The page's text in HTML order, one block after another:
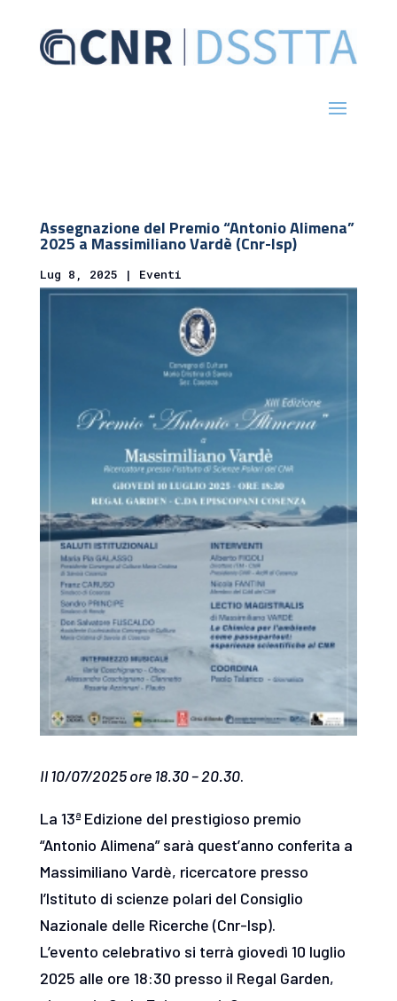
Assegnazione del Premio “Antonio Alimena”
2025 a Massimiliano Vardè (Cnr-Isp)
Lug 8, 2025 | Eventi
Il 10/07/2025 ore 18.30 – 20.30.
La 13ª Edizione del prestigioso premio
“Antonio Alimena” sarà quest’anno conferita a
Massimiliano Vardè, ricercatore presso
l’Istituto di scienze polari del Consiglio
Nazionale delle Ricerche (Cnr-Isp).
L’evento celebrativo si terrà giovedì 10 luglio
2025 alle ore 18:30 presso il Regal Garden,